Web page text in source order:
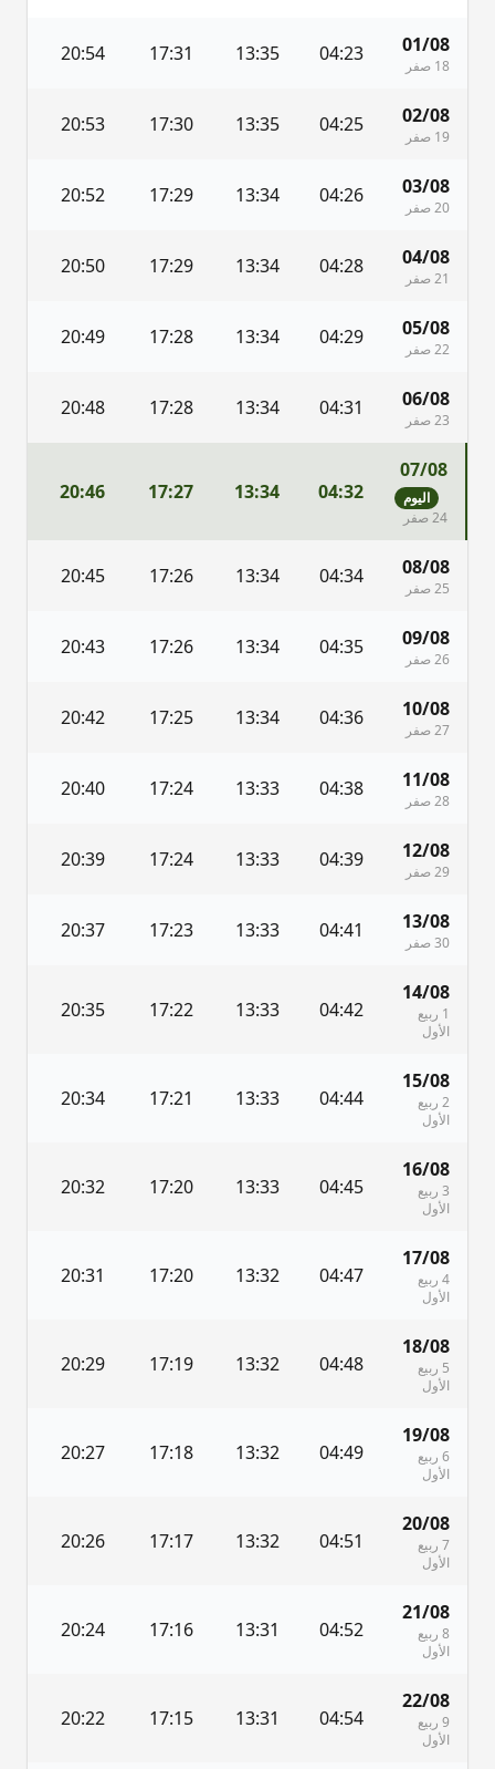
01/08
18 صفر
04:23
13:35
17:31
20:54
02/08
19 صفر
04:25
13:35
17:30
20:53
03/08
20 صفر
04:26
13:34
17:29
20:52
04/08
21 صفر
04:28
13:34
17:29
20:50
05/08
22 صفر
04:29
13:34
17:28
20:49
06/08
23 صفر
04:31
13:34
17:28
20:48
07/08
اليوم
24 صفر
04:32
13:34
17:27
20:46
08/08
25 صفر
04:34
13:34
17:26
20:45
09/08
26 صفر
04:35
13:34
17:26
20:43
10/08
27 صفر
04:36
13:34
17:25
20:42
11/08
28 صفر
04:38
13:33
17:24
20:40
12/08
29 صفر
04:39
13:33
17:24
20:39
13/08
30 صفر
04:41
13:33
17:23
20:37
14/08
1 ربيع
الأول
04:42
13:33
17:22
20:35
15/08
2 ربيع
الأول
04:44
13:33
17:21
20:34
16/08
3 ربيع
الأول
04:45
13:33
17:20
20:32
17/08
4 ربيع
الأول
04:47
13:32
17:20
20:31
18/08
5 ربيع
الأول
04:48
13:32
17:19
20:29
19/08
6 ربيع
الأول
04:49
13:32
17:18
20:27
20/08
7 ربيع
الأول
04:51
13:32
17:17
20:26
21/08
8 ربيع
الأول
04:52
13:31
17:16
20:24
22/08
9 ربيع
الأول
04:54
13:31
17:15
20:22